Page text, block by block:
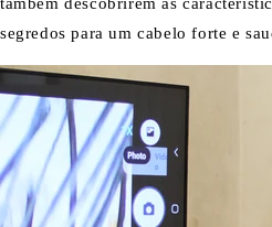
também descobrirem as
segredos para um cabelo forte e